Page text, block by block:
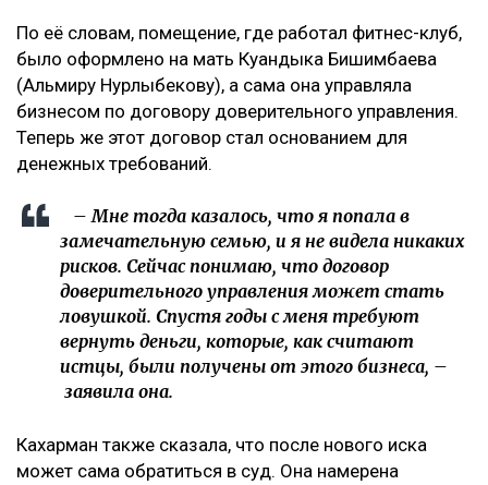
По её словам, помещение, где работал фитнес-клуб,
было оформлено на мать Куандыка Бишимбаева
(Альмиру Нурлыбекову), а сама она управляла
бизнесом по договору доверительного управления.
Теперь же этот договор стал основанием для
денежных требований.
– Мне тогда казалось, что я попала в
замечательную семью, и я не видела никаких
рисков. Сейчас понимаю, что договор
доверительного управления может стать
ловушкой. Спустя годы с меня требуют
вернуть деньги, которые, как считают
истцы, были получены от этого бизнеса, –
заявила она.
Кахарман также сказала, что после нового иска
может сама обратиться в суд. Она намерена